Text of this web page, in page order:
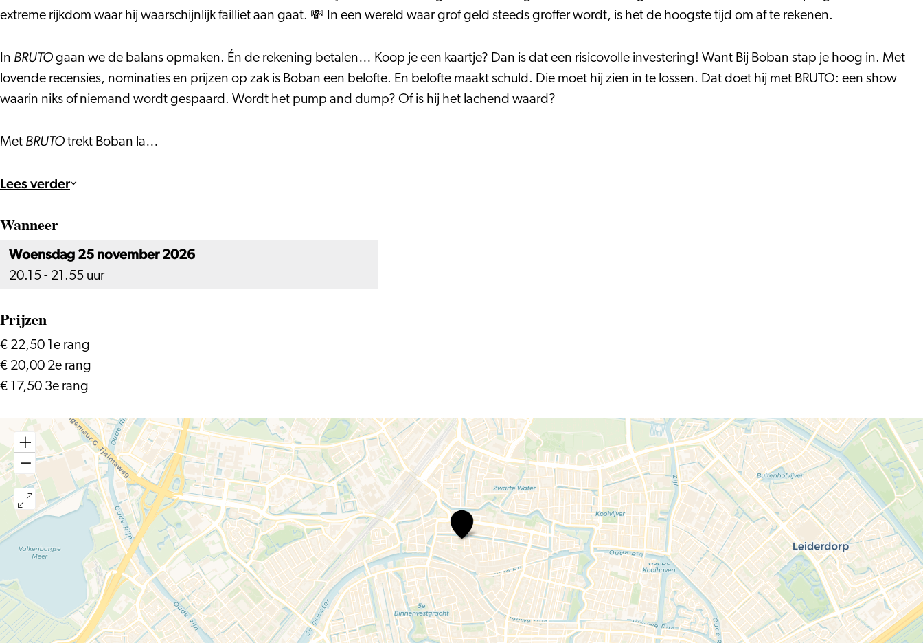
extreme rijkdom waar hij waarschijnlijk failliet aan gaat. 💸 In een wereld waar grof geld steeds groffer wordt, is het de hoogste tijd om af te rekenen.
In BRUTO gaan we de balans opmaken. Én de rekening betalen… Koop je een kaartje? Dan is dat een risicovolle investering! Want Bij Boban stap je hoog in. Met
lovende recensies, nominaties en prijzen op zak is Boban een belofte. En belofte maakt schuld. Die moet hij zien in te lossen. Dat doet hij met BRUTO: een show
waarin niks of niemand wordt gespaard. Wordt het pump and dump? Of is hij het lachend waard?
Met BRUTO trekt Boban la…
Lees verder
Wanneer
Woensdag 25 november 2026
20.15 - 21.55 uur
Prijzen
€ 22,50 1e rang
€ 20,00 2e rang
€ 17,50 3e rang
Boban
Braspenning
–
Bruto